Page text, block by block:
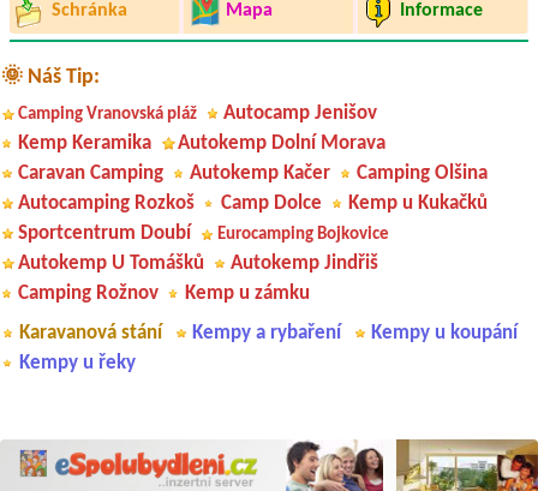
Schránka Mapa Informace
🌞 Náš Tip:
Camping Vranovská pláž
Autocamp Jenišov
Kemp Keramika
Autokemp Dolní Morava
Caravan Camping
Autokemp Kačer
Camping Olšina
Autocamping Rozkoš
Camp Dolce
Kemp u Kukačků
Sportcentrum Doubí
Eurocamping Bojkovice
Autokemp U Tomášků
Autokemp Jindřiš
Camping Rožnov
Kemp u zámku
Karavanová stání
Kempy a rybaření
Kempy u koupání
Kempy u řeky